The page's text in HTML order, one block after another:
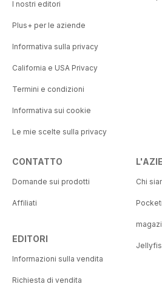
I nostri editori
Plus+ per le aziende
Informativa sulla privacy
California e USA Privacy
Termini e condizioni
Informativa sui cookie
Le mie scelte sulla privacy
CONTATTO
Domande sui prodotti
Affiliati
EDITORI
Informazioni sulla vendita
Richiesta di vendita
Chi